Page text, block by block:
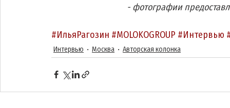
- фотографии
#ИльяРагозин #MOLOKOGROUP #Интервью
Интервью Москва Авторская колонка